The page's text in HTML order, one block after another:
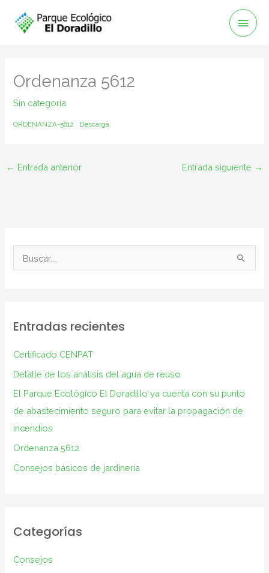
Ordenanza 5612
Sin categoría
ORDENANZA-5612 Descarga
← Entrada anterior Entrada siguiente →
a
Entradas recientes
Certificado CENPAT
Detalle de los análisis del agua de reuso
El Parque Ecológico El Doradillo ya cuenta con su punto
de abastecimiento seguro para evitar la propagación de
incendios
Ordenanza 5612
Consejos básicos de jardinería
Categorías
Consejos